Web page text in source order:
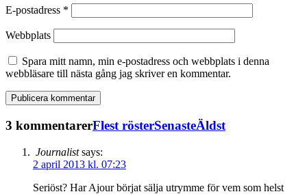
E-postadress *
Webbplats
Spara mitt namn, min e-postadress och webbplats i denna
webbläsare till nästa gång jag skriver en kommentar.
3 kommentarerFlest rösterSenasteÄldst
Journalist says:
2 april 2013 kl. 07:23
Seriöst? Har Ajour börjat sälja utrymme för vem som helst